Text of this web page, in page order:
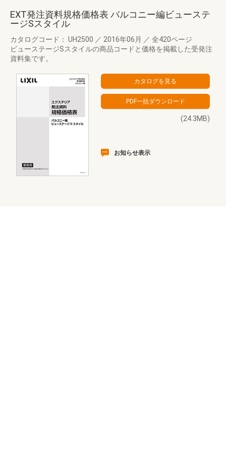
EXT発注資料規格価格表 バルコニー編ビューステ
ージSスタイル
カタログコード： UH2500 ／ 2016年06月 ／ 全420ページ
ビューステージSスタイルの商品コードと価格を掲載した受発注
資料集です。
(24.3MB)
お知らせ表示